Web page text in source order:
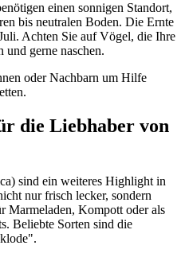
einen sonnigen Standort,
bis neutralen Boden. Die Ernte
Achten Sie auf Vögel, die Ihre
und gerne naschen.
oder Nachbarn um Hilfe
die Liebhaber von
sind ein weiteres Highlight in
nur frisch lecker, sondern
Marmeladen, Kompott oder als
Beliebte Sorten sind die